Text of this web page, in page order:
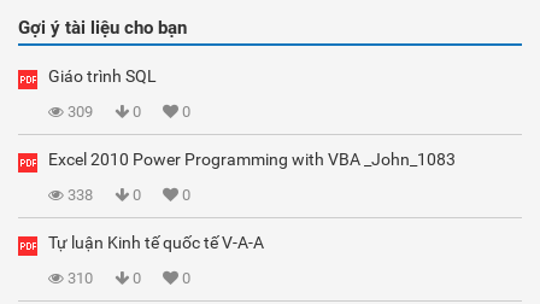
Gợi ý tài liệu cho bạn
Giáo trình SQL
309 0 0
Excel 2010 Power Programming with VBA _John_1083
338 0 0
Tự luận Kinh tế quốc tế V-A-A
310 0 0